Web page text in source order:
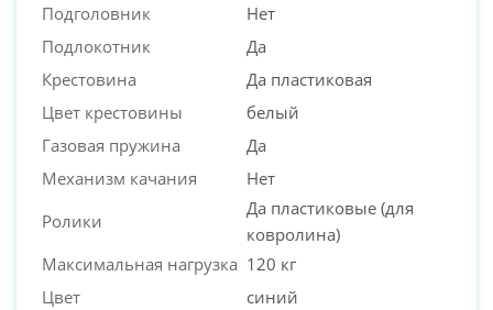
Подголовник
Нет
Подлокотник
Да
Крестовина
Да пластиковая
Цвет крестовины
белый
Газовая пружина
Да
Механизм качания
Нет
Ролики
Да пластиковые (для
ковролина)
Максимальная нагрузка 120 кг
Цвет
синий